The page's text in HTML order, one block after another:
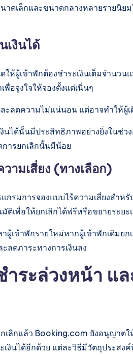
าดเล็กและขนาดกลางหลายรายนิย
เงินได้
ให้ผู้เข้าพักต้องชำระเงินเต็มจำนว
อจูงใจให้จองตั้งแต่เนิ่นๆ
ะลดความไม่แน่นอน แต่อาจทำให้ผู้
นได้นั้นมีประสิทธิภาพอย่างยิ่งในช่
การยกเลิกนั้นมีน้อย
ามเสี่ยง (ทางเลือก)
กรมการจองแบบไร้ความเสี่ยงสำห
ติเพื่อให้ยกเลิกได้ฟรีหรือขยายระยะ
เข้าพักรายใหม่หากผู้เข้าพักเดิมย
ลดภาระทางการเงินลง
ำระล่วงหน้า แ
ลิกแล้ว Booking.com ยังอนุญาตใ
งินได้อีกด้วย แต่ละวิธีมีวัตถุประส